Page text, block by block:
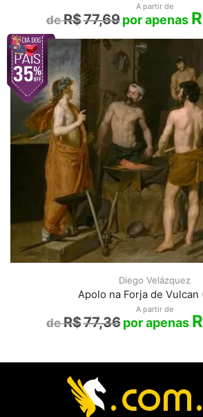
A partir de
R$77,69
Diego Velázquez
Apolo na Forja de Vulcan
A partir de
R$77,36